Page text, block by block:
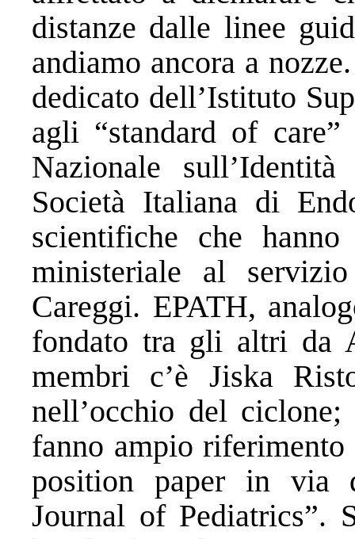
distanze dalle linee
andiamo ancora a
dedicato dell’Istituto
agli “standard of care”
Nazionale
Società Italiana di
scientifiche che hanno
ministeriale al
Careggi. EPATH,
fondato tra gli altri da
membri c’è Jiska
nell’occhio del
fanno ampio
position paper in via
Journal of Pediatrics”.